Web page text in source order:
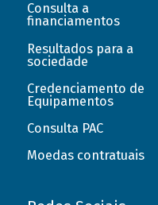
Consulta a
financiamentos
Resultados para a
sociedade
Credenciamento de
Equipamentos
Consulta PAC
Moedas contratuais